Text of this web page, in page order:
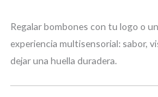
Regalar bombones con tu logo o
experiencia multisensorial: sabor,
dejar una huella duradera.